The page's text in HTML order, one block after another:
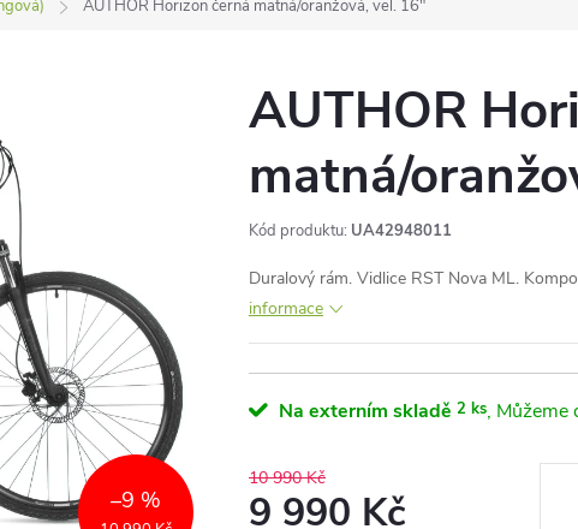
AUTHOR Horizon černá matná/oranžová, vel. 16"
–9 %
AUTHOR
matná/
Kód produktu: UA42948011
Duralový rám. Vidlice RST Nova ML.
informace
Na externím skladě 2 ks
10 990 Kč
9 990 Kč